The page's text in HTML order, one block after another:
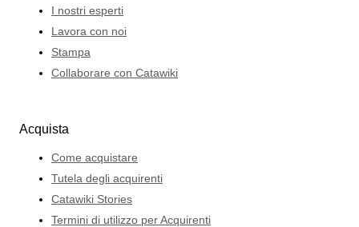
I nostri esperti
Lavora con noi
Stampa
Collaborare con Catawiki
Acquista
Come acquistare
Tutela degli acquirenti
Catawiki Stories
Termini di utilizzo per Acquirenti